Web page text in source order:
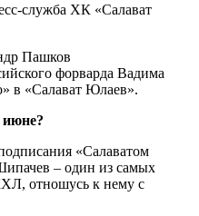
служба ХК «Салават
Пашков
форварда Вадима
в «Салават Юлаев».
июне?
«Салаватом
– один из самых
отношусь к нему с